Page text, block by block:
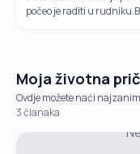
počeo je raditi u
Moja životna
Ovdje možete naći
obradili kroz posljednjih
3članaka